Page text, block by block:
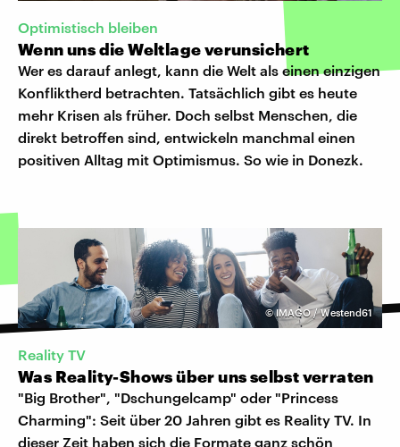
Optimistisch bleiben
Wenn uns die Weltlage verunsichert
Wer es darauf anlegt, kann die Welt als einen einzigen
Konfliktherd betrachten. Tatsächlich gibt es heute
mehr Krisen als früher. Doch selbst Menschen, die
direkt betroffen sind, entwickeln manchmal einen
positiven Alltag mit Optimismus. So wie in Donezk.
©IMAGO / Westend61
Reality TV
Was Reality-Shows über uns selbst verraten
"Big Brother", "Dschungelcamp" oder "Princess
Charming": Seit über 20 Jahren gibt es Reality TV. In
dieser Zeit haben sich die Formate ganz schön